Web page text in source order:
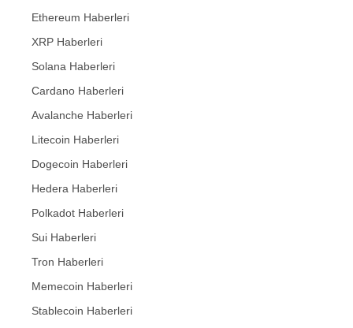
Ethereum Haberleri
XRP Haberleri
Solana Haberleri
Cardano Haberleri
Avalanche Haberleri
Litecoin Haberleri
Dogecoin Haberleri
Hedera Haberleri
Polkadot Haberleri
Sui Haberleri
Tron Haberleri
Memecoin Haberleri
Stablecoin Haberleri